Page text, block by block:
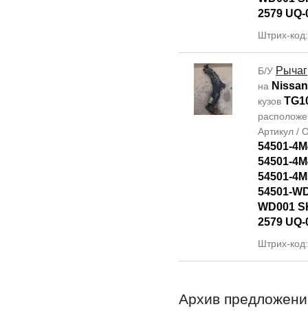
2579
Штрих-
Б/У Рычаг
на
кузов
Артикул /
54501-
54501-
54501-
54501-
WD001
2579
Штрих-
Архив